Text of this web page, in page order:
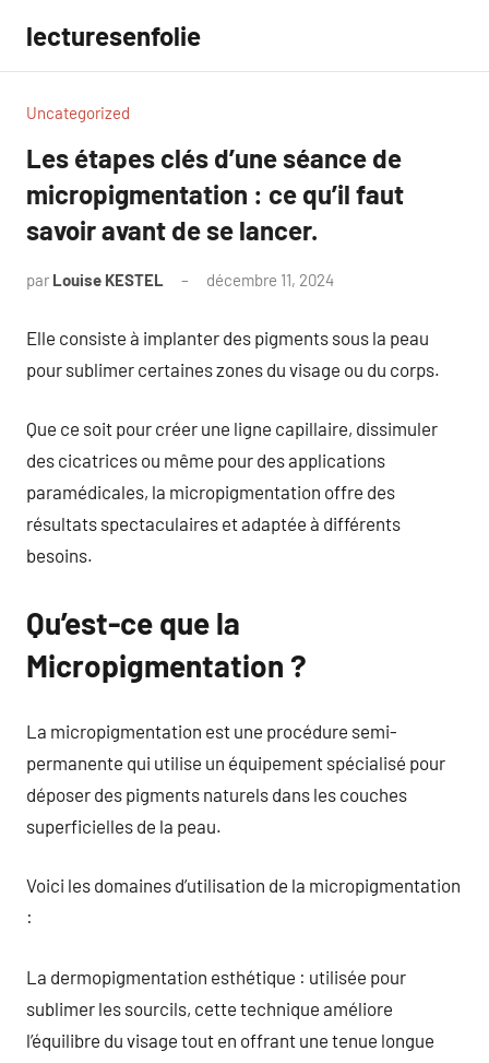
contenu
lecturesenfolie
Uncategorized
Les étapes clés d’une séance de
micropigmentation : ce qu’il faut
savoir avant de se lancer.
par Louise KESTEL décembre 11, 2024
Elle consiste à implanter des pigments sous la peau
pour sublimer certaines zones du visage ou du corps.
Que ce soit pour créer une ligne capillaire, dissimuler
des cicatrices ou même pour des applications
paramédicales, la micropigmentation offre des
résultats spectaculaires et adaptée à différents
besoins.
Qu’est-ce que la
Micropigmentation ?
La micropigmentation est une procédure semi-
permanente qui utilise un équipement spécialisé pour
déposer des pigments naturels dans les couches
superficielles de la peau.
Voici les domaines d’utilisation de la micropigmentation
:
La dermopigmentation esthétique : utilisée pour
sublimer les sourcils, cette technique améliore
l’équilibre du visage tout en offrant une tenue longue